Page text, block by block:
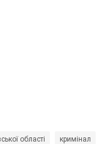
області кримінал